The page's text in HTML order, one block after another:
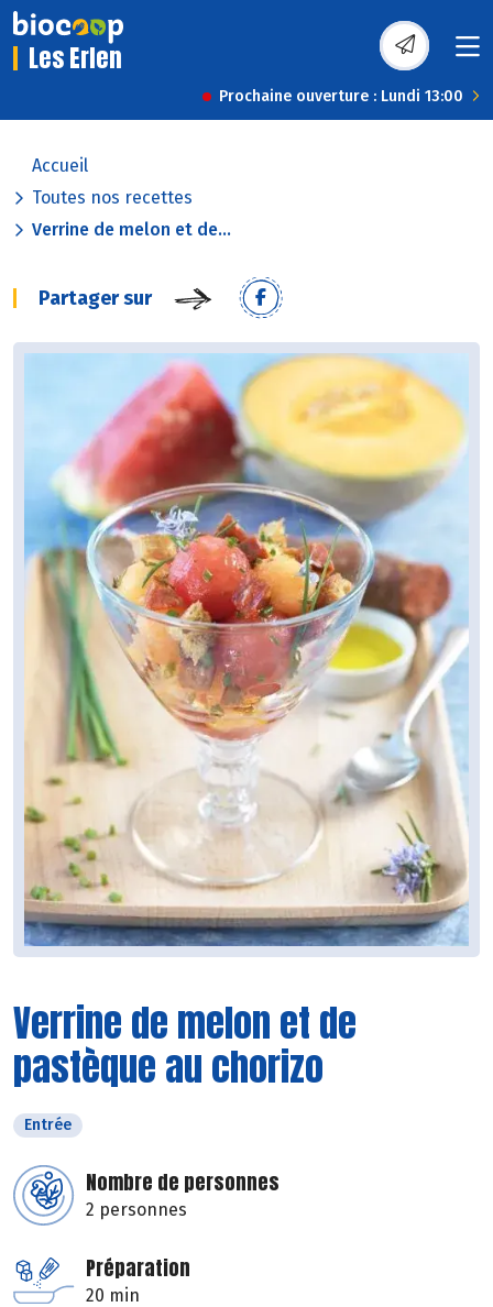
Les Erlen
Prochaine ouverture : Lundi 13:00
Accueil
Toutes nos recettes
Verrine de melon et de...
Partager sur
Verrine de melon et de
pastèque au chorizo
Entrée
Nombre de personnes
2 personnes
Préparation
20 min